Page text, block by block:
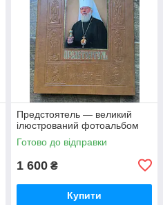
Предстоятель — великий
ілюстрований фотоальбом
Готово до відправки
1 600 ₴
Купити